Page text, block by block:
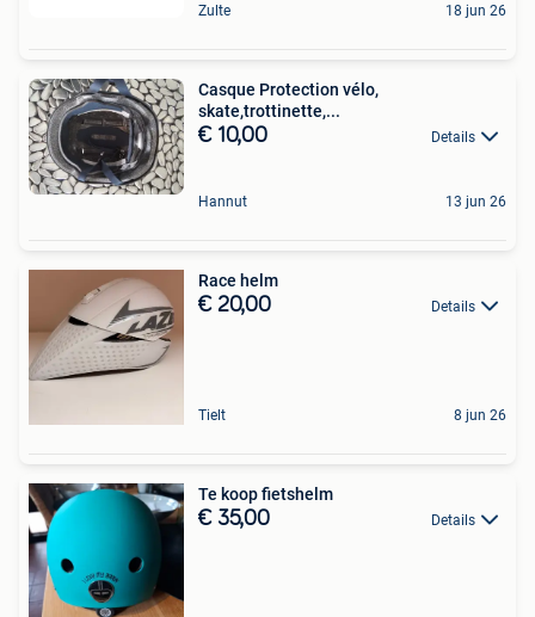
Zulte 18 jun 26
Casque Protection vélo,
skate,trottinette,...
€ 10,00 Details
Hannut 13 jun 26
Race helm
€ 20,00 Details
Tielt 8 jun 26
Te koop fietshelm
€ 35,00 Details